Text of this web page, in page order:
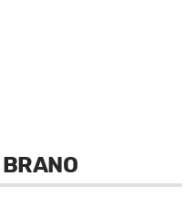
BRANO